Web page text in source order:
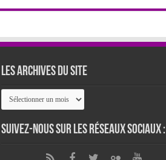
Les archives du site
Les
archives
site
Suivez-nous sur les réseaux sociaux :